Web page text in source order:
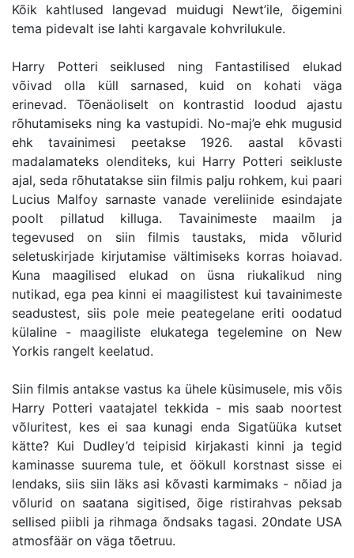
Kõik kahtlused langevad muidugi Newt’ile, õigemini
tema pidevalt ise lahti kargavale kohvrilukule.
Harry Potteri seiklused ning Fantastilised elukad
võivad olla küll sarnased, kuid on kohati väga
erinevad. Tõenäoliselt on kontrastid loodud ajastu
rõhutamiseks ning ka vastupidi. No-maj’e ehk mugusid
ehk tavainimesi peetakse 1926. aastal kõvasti
madalamateks olenditeks, kui Harry Potteri seikluste
ajal, seda rõhutatakse siin filmis palju rohkem, kui paari
Lucius Malfoy sarnaste vanade vereliinide esindajate
poolt pillatud killuga. Tavainimeste maailm ja
tegevused on siin filmis taustaks, mida võlurid
seletuskirjade kirjutamise vältimiseks korras hoiavad.
Kuna maagilised elukad on üsna riukalikud ning
nutikad, ega pea kinni ei maagilistest kui tavainimeste
seadustest, siis pole meie peategelane eriti oodatud
külaline - maagiliste elukatega tegelemine on New
Yorkis rangelt keelatud.
Siin filmis antakse vastus ka ühele küsimusele, mis võis
Harry Potteri vaatajatel tekkida - mis saab noortest
võluritest, kes ei saa kunagi enda Sigatüüka kutset
kätte? Kui Dudley’d teipisid kirjakasti kinni ja tegid
kaminasse suurema tule, et öökull korstnast sisse ei
lendaks, siis siin läks asi kõvasti karmimaks - nõiad ja
võlurid on saatana sigitised, õige ristirahvas peksab
sellised piibli ja rihmaga õndsaks tagasi. 20ndate USA
atmosfäär on väga tõetruu.